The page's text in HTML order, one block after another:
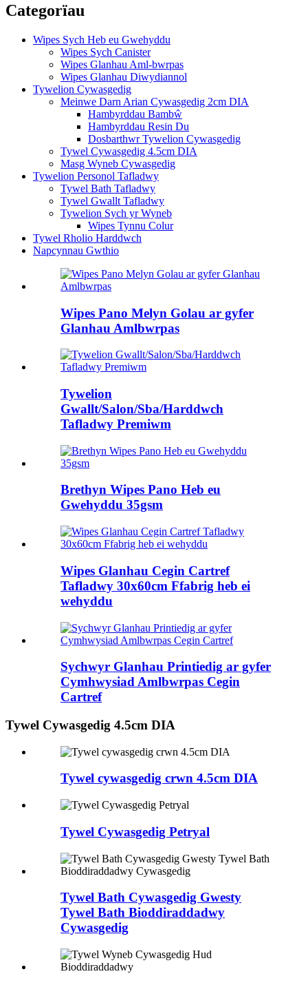
Categorïau
Wipes Sych Heb eu Gwehyddu
Wipes Sych Canister
Wipes Glanhau Aml-bwrpas
Wipes Glanhau Diwydiannol
Tywelion Cywasgedig
Meinwe Darn Arian Cywasgedig 2cm DIA
Hambyrddau Bambŵ
Hambyrddau Resin Du
Dosbarthwr Tywelion Cywasgedig
Tywel Cywasgedig 4.5cm DIA
Masg Wyneb Cywasgedig
Tywelion Personol Tafladwy
Tywel Bath Tafladwy
Tywel Gwallt Tafladwy
Tywelion Sych yr Wyneb
Wipes Tynnu Colur
Tywel Rholio Harddwch
Napcynnau Gwthio
Wipes Pano Melyn Golau ar gyfer
Glanhau Amlbwrpas
Tywelion
Gwallt/Salon/Sba/Harddwch
Tafladwy Premiwm
Brethyn Wipes Pano Heb eu
Gwehyddu 35gsm
Wipes Glanhau Cegin Cartref
Tafladwy 30x60cm Ffabrig heb ei
wehyddu
Sychwyr Glanhau Printiedig ar gyfer
Cymhwysiad Amlbwrpas Cegin
Cartref
Tywel Cywasgedig 4.5cm DIA
Tywel cywasgedig crwn 4.5cm DIA
Tywel Cywasgedig Petryal
Tywel Bath Cywasgedig Gwesty
Tywel Bath Bioddiraddadwy
Cywasgedig